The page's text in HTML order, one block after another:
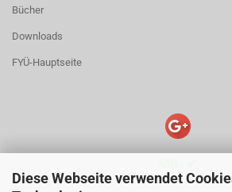
Diese Webseite verwendet
Bücher
Downloads
FYÜ-Hauptseite